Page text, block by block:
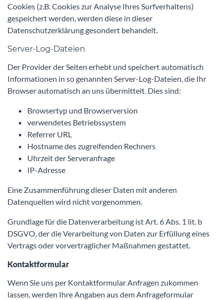
Cookies (z.B. Cookies zur Analyse Ihres Surfverhaltens)
gespeichert werden, werden diese in dieser
Datenschutzerklärung gesondert behandelt.
Server-Log-Dateien
Der Provider der Seiten erhebt und speichert automatisch
Informationen in so genannten Server-Log-Dateien, die Ihr
Browser automatisch an uns übermittelt. Dies sind:
Browsertyp und Browserversion
verwendetes Betriebssystem
Referrer URL
Hostname des zugreifenden Rechners
Uhrzeit der Serveranfrage
IP-Adresse
Eine Zusammenführung dieser Daten mit anderen
Datenquellen wird nicht vorgenommen.
Grundlage für die Datenverarbeitung ist Art. 6 Abs. 1 lit. b
DSGVO, der die Verarbeitung von Daten zur Erfüllung eines
Vertrags oder vorvertraglicher Maßnahmen gestattet.
Kontaktformular
Wenn Sie uns per Kontaktformular Anfragen zukommen
lassen, werden Ihre Angaben aus dem Anfrageformular